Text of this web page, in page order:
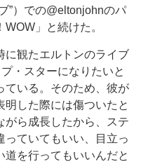
”）での@eltonjohnのパ
」と続けた。
観たエルトンのライブ
・スターになりたいと
ている。そのため、彼が
した際には傷ついたと
がら成長したから、ステ
っていてもいい、目立っ
を行ってもいいんだと